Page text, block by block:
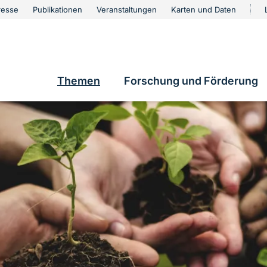
Publikationen Veranstaltungen Karten und Daten
Hauptnavigation
Themen Forschung und Förderung